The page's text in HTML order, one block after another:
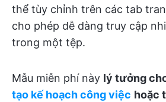
thể tùy chỉnh trên các tab
cho phép dễ dàng truy cập
trong một tệp.
Mẫu miễn phí này lý tưởng
tạo kế hoạch công việc hoặc